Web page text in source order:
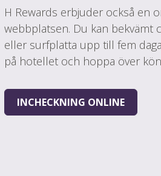
H Rewards erbjuder också en
webbplatsen. Du kan bekvämt
eller surfplatta upp till fem
på hotellet och hoppa över
INCHECKNING ONLINE